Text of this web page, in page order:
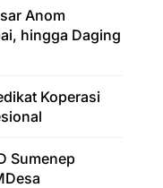
Anom
hingga Daging
Koperasi
Sumenep